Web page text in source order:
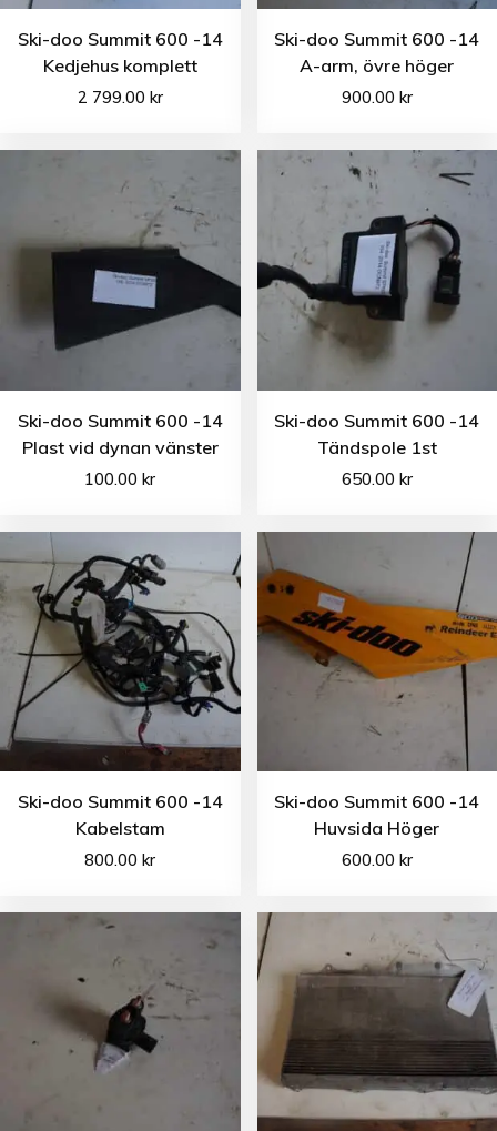
Ski-doo Summit 600 -14
Kedjehus komplett
2 799.00 kr
Ski-doo Summit 600 -14
A-arm, övre höger
900.00 kr
Ski-doo Summit 600 -14
Plast vid dynan vänster
100.00kr
Ski-doo Summit 600 -14
Tändspole 1st
650.00 kr
Ski-doo Summit 600 -14
Kabelstam
800.00kr
Ski-doo Summit 600 -14
Huvsida Höger
600.00 kr